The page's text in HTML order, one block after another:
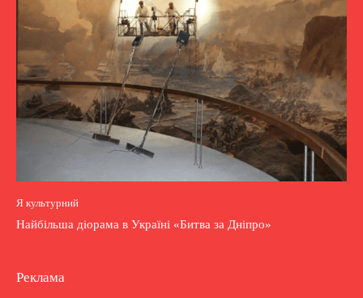
Я культурний
Найбільша діорама в Україні «Битва за Дніпро»
Реклама